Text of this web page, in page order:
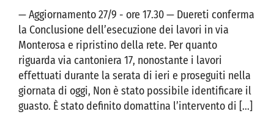
— Aggiornamento 27/9 - ore 17.30 — Duereti conferma
la Conclusione dell’esecuzione dei lavori in via
Monterosa e ripristino della rete. Per quanto
riguarda via cantoniera 17, nonostante i lavori
effettuati durante la serata di ieri e proseguiti nella
giornata di oggi, Non è stato possibile identificare il
guasto. È stato definito domattina l’intervento di [...]